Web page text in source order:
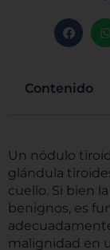
Contenido
Un nódulo
glándula
cuello. Si bien
benignos, es
malignidad en